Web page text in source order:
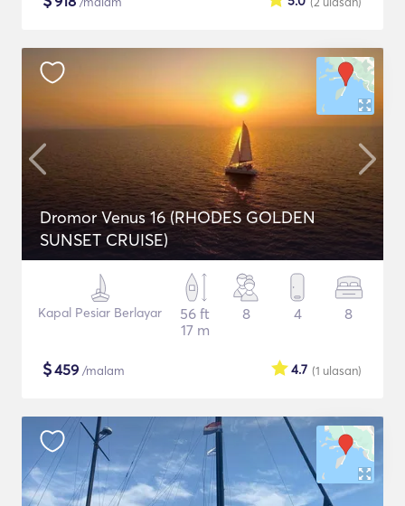
Dromor Venus 16 (RHODES GOLDEN
SUNSET CRUISE)
Kapal Pesiar Berlayar
56 ft
17 m
8 4 8
$459 /malam (1 ulasan)
4.7